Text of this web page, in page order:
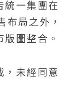
統一集團在
布局之外，
圖整合。
，未經同意